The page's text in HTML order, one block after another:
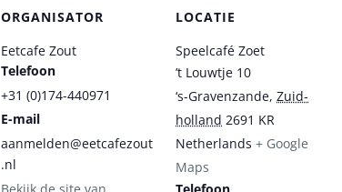
ORGANISATOR
Eetcafe Zout
Telefoon
+31 (0)174-440971
E-mail
aanmelden@eetcafezout
.nl
LOCATIE
Speelcafé Zoet
’t Louwtje 10
‘s-Gravenzande, Zuid-
holland 2691 KR
Netherlands + Google
Maps